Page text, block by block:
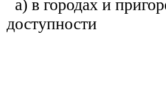
а) в городах и
доступности